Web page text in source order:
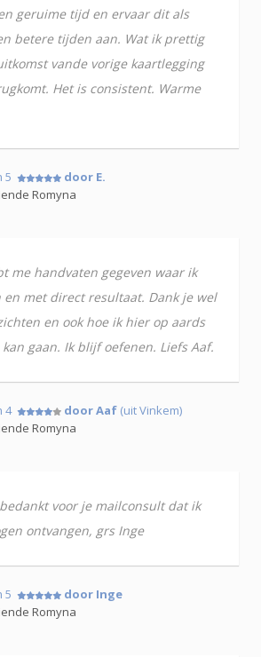
geruime tijd en ervaar dit als
betere tijden aan. Wat ik prettig
vande vorige kaartlegging
Het is consistent. Warme
5
door E.
Romyna
me handvaten gegeven waar ik
en met direct resultaat. Dank je wel
en ook hoe ik hier op aards
gaan. Ik blijf oefenen. Liefs Aaf.
4 door Aaf (uit Vinkem)
Romyna
voor je mailconsult dat ik
ontvangen, grs Inge
5
door Inge
Romyna